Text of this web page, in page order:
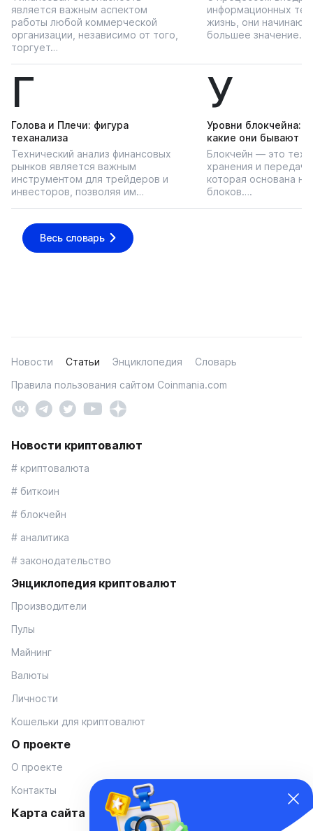
является важным аспектом
работы любой коммерческой
организации, независимо от того,
торгует…
информационных
жизнь, они начинают
большее значение…
Г
Голова и Плечи: фигура
теханализа
Технический анализ финансовых
рынков является важным
инструментом для трейдеров и
инвесторов, позволяя им…
У
Уровни блокчейна:
какие они бывают
Блокчейн — это
хранения и
которая основана
блоков….
Весь словарь
Новости Статьи Энциклопедия
Словарь
Правила пользования сайтом Coinmania.com
Новости криптовалют
# криптовалюта
# биткоин
# блокчейн
# аналитика
# законодательство
Энциклопедия криптовалют
Производители
Пулы
Майнинг
Валюты
Личности
Кошельки для криптовалют
О проекте
О проекте
Контакты
Карта сайта